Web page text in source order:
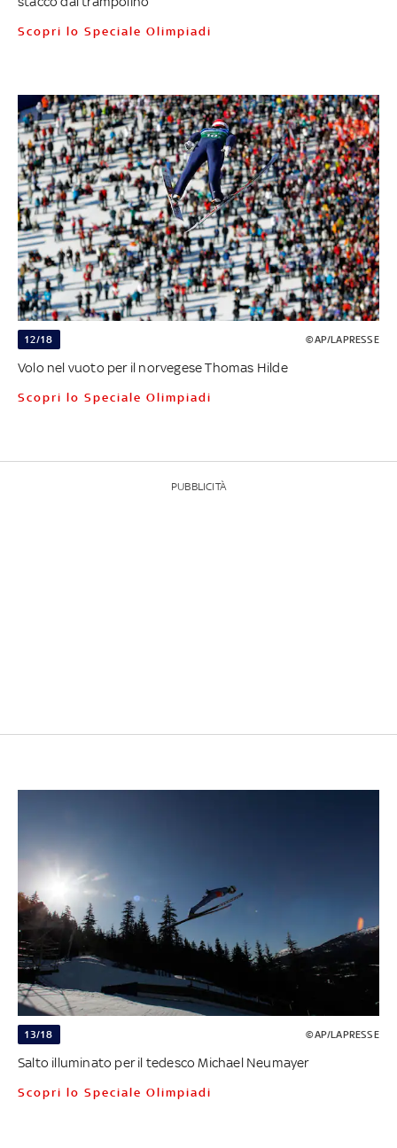
Scopri lo Speciale Olimpiadi
12/18 ©AP/LAPRESSE
Volo nel vuoto per il norvegese Thomas Hilde
Scopri lo Speciale Olimpiadi
PUBBLICITÀ
13/18 ©AP/LAPRESSE
Salto illuminato per il tedesco Michael Neumayer
Scopri lo Speciale Olimpiadi